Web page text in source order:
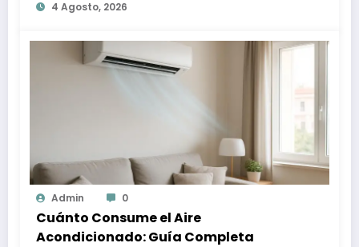
4 Agosto, 2026
Admin 0
Cuánto Consume el Aire
Acondicionado: Guía Completa